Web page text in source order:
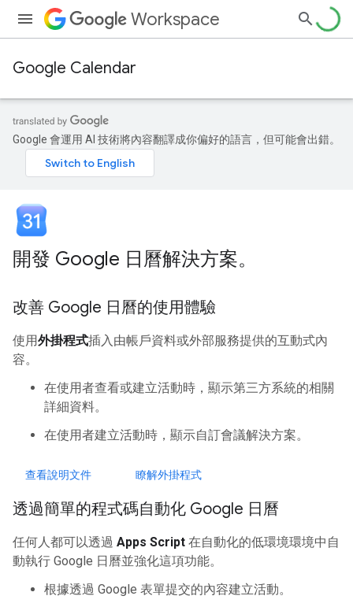
Workspace
Google Calendar
Google 會運用 AI 技術將內容翻譯成你偏好的語言，但可能會出錯。
開發 Google 日曆解決方案。
改善 Google 日曆的使用體驗
使用外掛程式插入由帳戶資料或外部服務提供的互動式內
容。
在使用者查看或建立活動時，顯示第三方系統的相關
詳細資料。
在使用者建立活動時，顯示自訂會議解決方案。
查看說明文件 瞭解外掛程式
透過簡單的程式碼自動化 Google 日曆
任何人都可以透過 Apps Script 在自動化的低環境環境中自
動執行 Google 日曆並強化這項功能。
根據透過 Google 表單提交的內容建立活動。